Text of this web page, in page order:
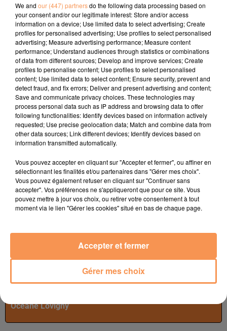
Téléphone :*
Soumettre le formulaire
Publié : 18 avril 2025 à 9h15 - Modifié : 18 avril 2025 à
Océane Lovigny
We and our (447) partnersdo the following data processing based on
your consent and/or our legitimate interest: Store and/or access
information on a device; Use limited data to select advertising; Create
profiles for personalised advertising; Use profiles to select personalised
advertising; Measure advertising performance; Measure content
performance; Understand audiences through statistics or combinations
of data from different sources; Develop and improve services; Create
profiles to personalise content; Use profiles to select personalised
content; Use limited data to select content; Ensure security, prevent and
detect fraud, and fix errors; Deliver and present advertising and content;
Save and communicate privacy choices. These technologies may
process personal data such as IP address and browsing data to offer
following functionalities: Identify devices based on information actively
requested; Use precise geolocation data; Match and combine data from
other data sources; Link different devices; Identify devices based on
information transmitted automatically.
Vous pouvez accepter en cliquant sur "Accepter et fermer", ou affiner en
sélectionnant les finalités et/ou partenaires dans "Gérer mes choix".
Vous pouvez également refuser en cliquant sur "Continuer sans
accepter". Vos préférences ne s'appliqueront que pour ce site. Vous
pouvez mettre à jour vos choix, ou retirer votre consentement à tout
moment via le lien "Gérer les cookies" situé en bas de chaque page.
Gérer mes choix
Accepter et fermer